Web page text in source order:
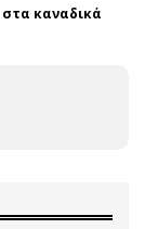
στα καναδικά